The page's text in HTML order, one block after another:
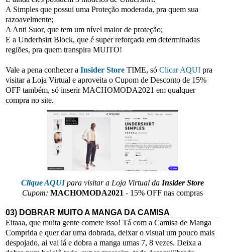
A Simples que possui uma Proteção moderada, pra quem sua
razoavelmente;
A Anti Suor, que tem um nível maior de proteção;
E a Underhsirt Block, que é super reforçada em determinadas
regiões, pra quem transpira MUITO!
Vale a pena conhecer a Insider Store TIME, só Clicar AQUI pra
visitar a Loja Virtual e aproveita o Cupom de Desconto de 15%
OFF também, só inserir MACHOMODA2021 em qualquer
compra no site.
Clique AQUIpara visitar a Loja Virtual da Insider Store
Cupom: MACHOMODA2021 - 15% OFF nas compras
03) DOBRAR MUITO A MANGA DA CAMISA
Eitaaa, que muita gente comete isso! Tá com a Camisa de Manga
Comprida e quer dar uma dobrada, deixar o visual um pouco mais
despojado, ai vai lá e dobra a manga umas 7, 8 vezes. Deixa a